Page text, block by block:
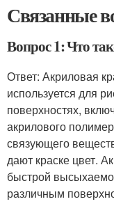
Связанные
Вопрос 1: Что
Ответ: Акриловая
используется для
поверхностях,
акрилового
связующего
дают краске цвет.
быстрой
различным